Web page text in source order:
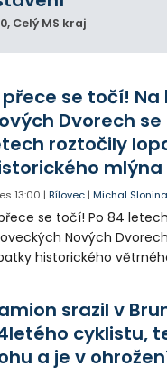
, Celý MS kraj
přece se točí!
Dvorech
roztočily
mlýna
13:00 |Bílovec |Michal Slonina
se točí! Po 84
Nových
historického
srazil v
cyklistu,
a je v